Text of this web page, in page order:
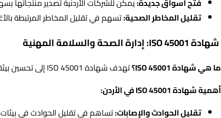
تقليل المخاطر الصحية:تسهم في تقليل المخاطر المرتبطة
شهادة ISO 45001: إدارة الصحة والسلامة المهنية
ما هي شهادة ISO 45001؟
تهدف شهادة ISO 45001 إلى تحسين بيئة العمل وضمان سلامة وصحة الموظفين. وهي موجهة بشكل خاص إلى الشركات التي تتعامل مع بيئات عمل محفوفة بالمخاطر.
أهمية شهادة ISO 45001 في الأردن:
تقليل الحوادث والإصابات:تساهم في تقليل الحوادث في بيئات